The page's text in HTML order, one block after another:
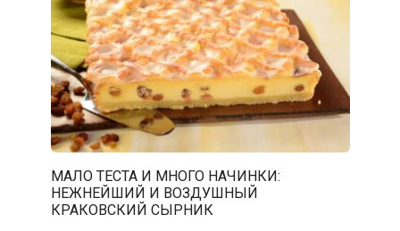
МАЛО ТЕСТА И МНОГО НАЧИНКИ:
НЕЖНЕЙШИЙ И ВОЗДУШНЫЙ
КРАКОВСКИЙ СЫРНИК